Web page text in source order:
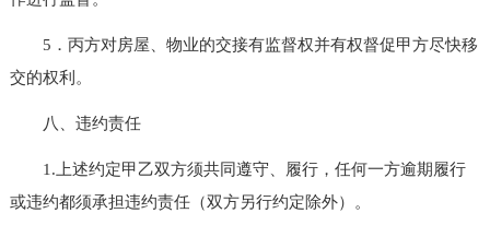
5．丙方对房屋、物业的交接有监督权并有权督促甲方尽快移
交的权利。
八、违约责任
1.上述约定甲乙双方须共同遵守、履行，任何一方逾期履行
或违约都须承担违约责任（双方另行约定除外）。